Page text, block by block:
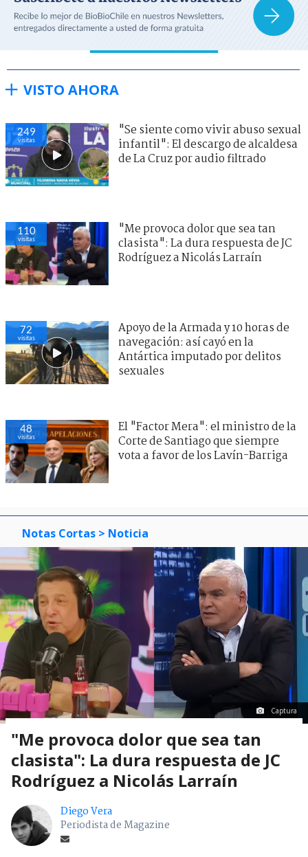
VISTO AHORA
249
visitas
"Se siente como vivir abuso sexual
infantil": El descargo de alcaldesa
de La Cruz por audio filtrado
110
visitas
"Me provoca dolor que sea tan
clasista": La dura respuesta de JC
Rodríguez a Nicolás Larraín
72
visitas
Apoyo de la Armada y 10 horas de
navegación: así cayó en la
Antártica imputado por delitos
sexuales
48
visitas
El "Factor Mera": el ministro de la
Corte de Santiago que siempre
vota a favor de los Lavín-Barriga
Notas Cortas > Noticia
Captura
"Me provoca dolor que sea tan
clasista": La dura respuesta de JC
Rodríguez a Nicolás Larraín
Diego Vera
Periodista de Magazine